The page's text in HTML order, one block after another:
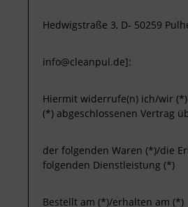
Hedwigstraße 3, D- 50259
info@cleanpul.de]:
Hiermit widerrufe(n) ich/wir
(*) abgeschlossenen Vertrag
der folgenden Waren (*)/die
folgenden Dienstleistung (*)
Bestellt am (*)/erhalten am (*)